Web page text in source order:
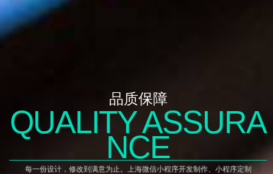
品质保障
QUALITY ASSURA
NCE
每一份设计，修改到满意为止。上海微信小程序开发制作、小程序定制